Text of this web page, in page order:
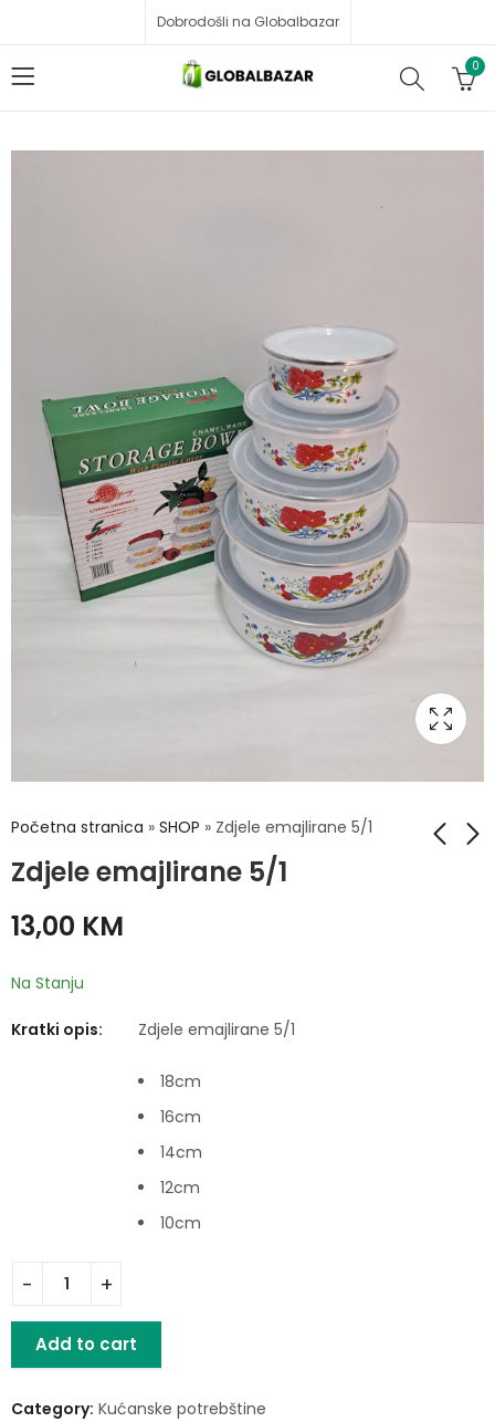
Dobrodošli na Globalbazar
0
Početna stranica » SHOP » Zdjele emajlirane 5/1
Zdjele emajlirane 5/1
13,00 KM
Na Stanju
Kratki opis: Zdjele emajlirane 5/1
18cm
16cm
14cm
12cm
10cm
Add to cart
Category: Kućanske potrebštine